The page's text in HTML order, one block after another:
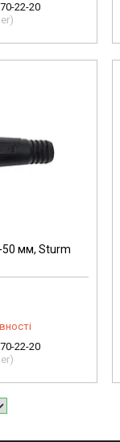
22-20
50 мм, Sturm
22-20